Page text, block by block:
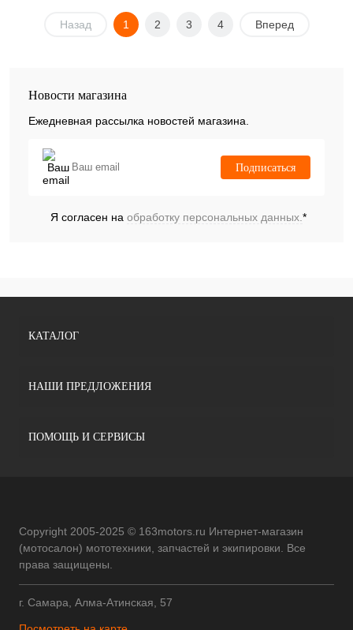
Назад 1 2 3 4 Вперед
Новости магазина
Ежедневная рассылка новостей магазина.
Подписаться
Я согласен на обработку персональных данных.*
КАТАЛОГ
НАШИ ПРЕДЛОЖЕНИЯ
ПОМОЩЬ И СЕРВИСЫ
Copyright 2005-2025 © 163motors.ru Интернет-магазин
(мотосалон) мототехники, запчастей и экипировки. Все
права защищены.
г. Самара, Алма-Атинская, 57